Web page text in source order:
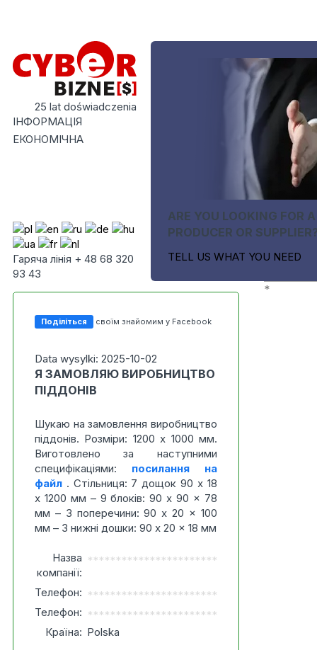
25 lat doświadczenia
ІНФОРМАЦІЯ
ЕКОНОМІЧНА
Гаряча лінія + 48 68 320
93 43
ARE YOU LOOKING FOR A
PRODUCER OR
TELL US WHAT YOU NEED
Поділіться своїм знайомим у Facebook
Data wysylki: 2025-10-02
Я ЗАМОВЛЯЮ ВИРОБНИЦТВО
ПІДДОНІВ
Шукаю на замовлення виробництво
піддонів. Розміри: 1200 x 1000 мм.
Виготовлено за наступними
специфікаціями: посилання на
файл. Стільниця: 7 дощок 90 x 18
x 1200 мм – 9 блоків: 90 x 90 x 78
мм – 3 поперечини: 90 x 20 x 100
мм – 3 нижні дошки: 90 x 20 x 18 мм
Назва
компанії:
***********************
Телефон: ***********************
Телефон: ***********************
Країна: Polska
*